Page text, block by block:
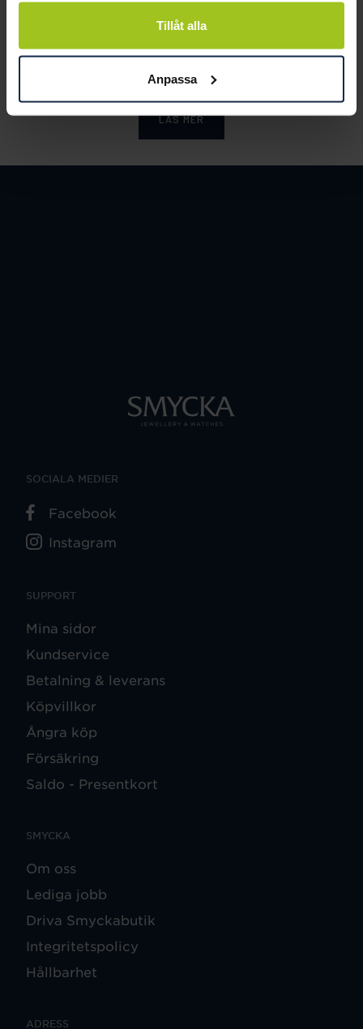
Tillåt alla
Anpassa
Smycka tar ansvar för ett hållbart
LÄS MER
SUPPORT
Mina sidor
Kundservice
Betalning & leverans
Köpvillkor
Ångra köp
Försäkring
Saldo - Presentkort
SMYCKA
Om oss
Lediga jobb
Driva Smyckabutik
Integritetspolicy
Hållbarhet
ADRESS
SOCIALA MEDIER
Facebook
Instagram